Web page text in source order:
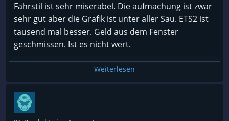
Fahrstil ist sehr miserabel. Die aufmachung ist zwar
sehr gut aber die Grafik ist unter aller Sau. ETS2 ist
tausend mal besser. Geld aus dem Fenster
geschmissen. Ist es nicht wert.
Weiterlesen